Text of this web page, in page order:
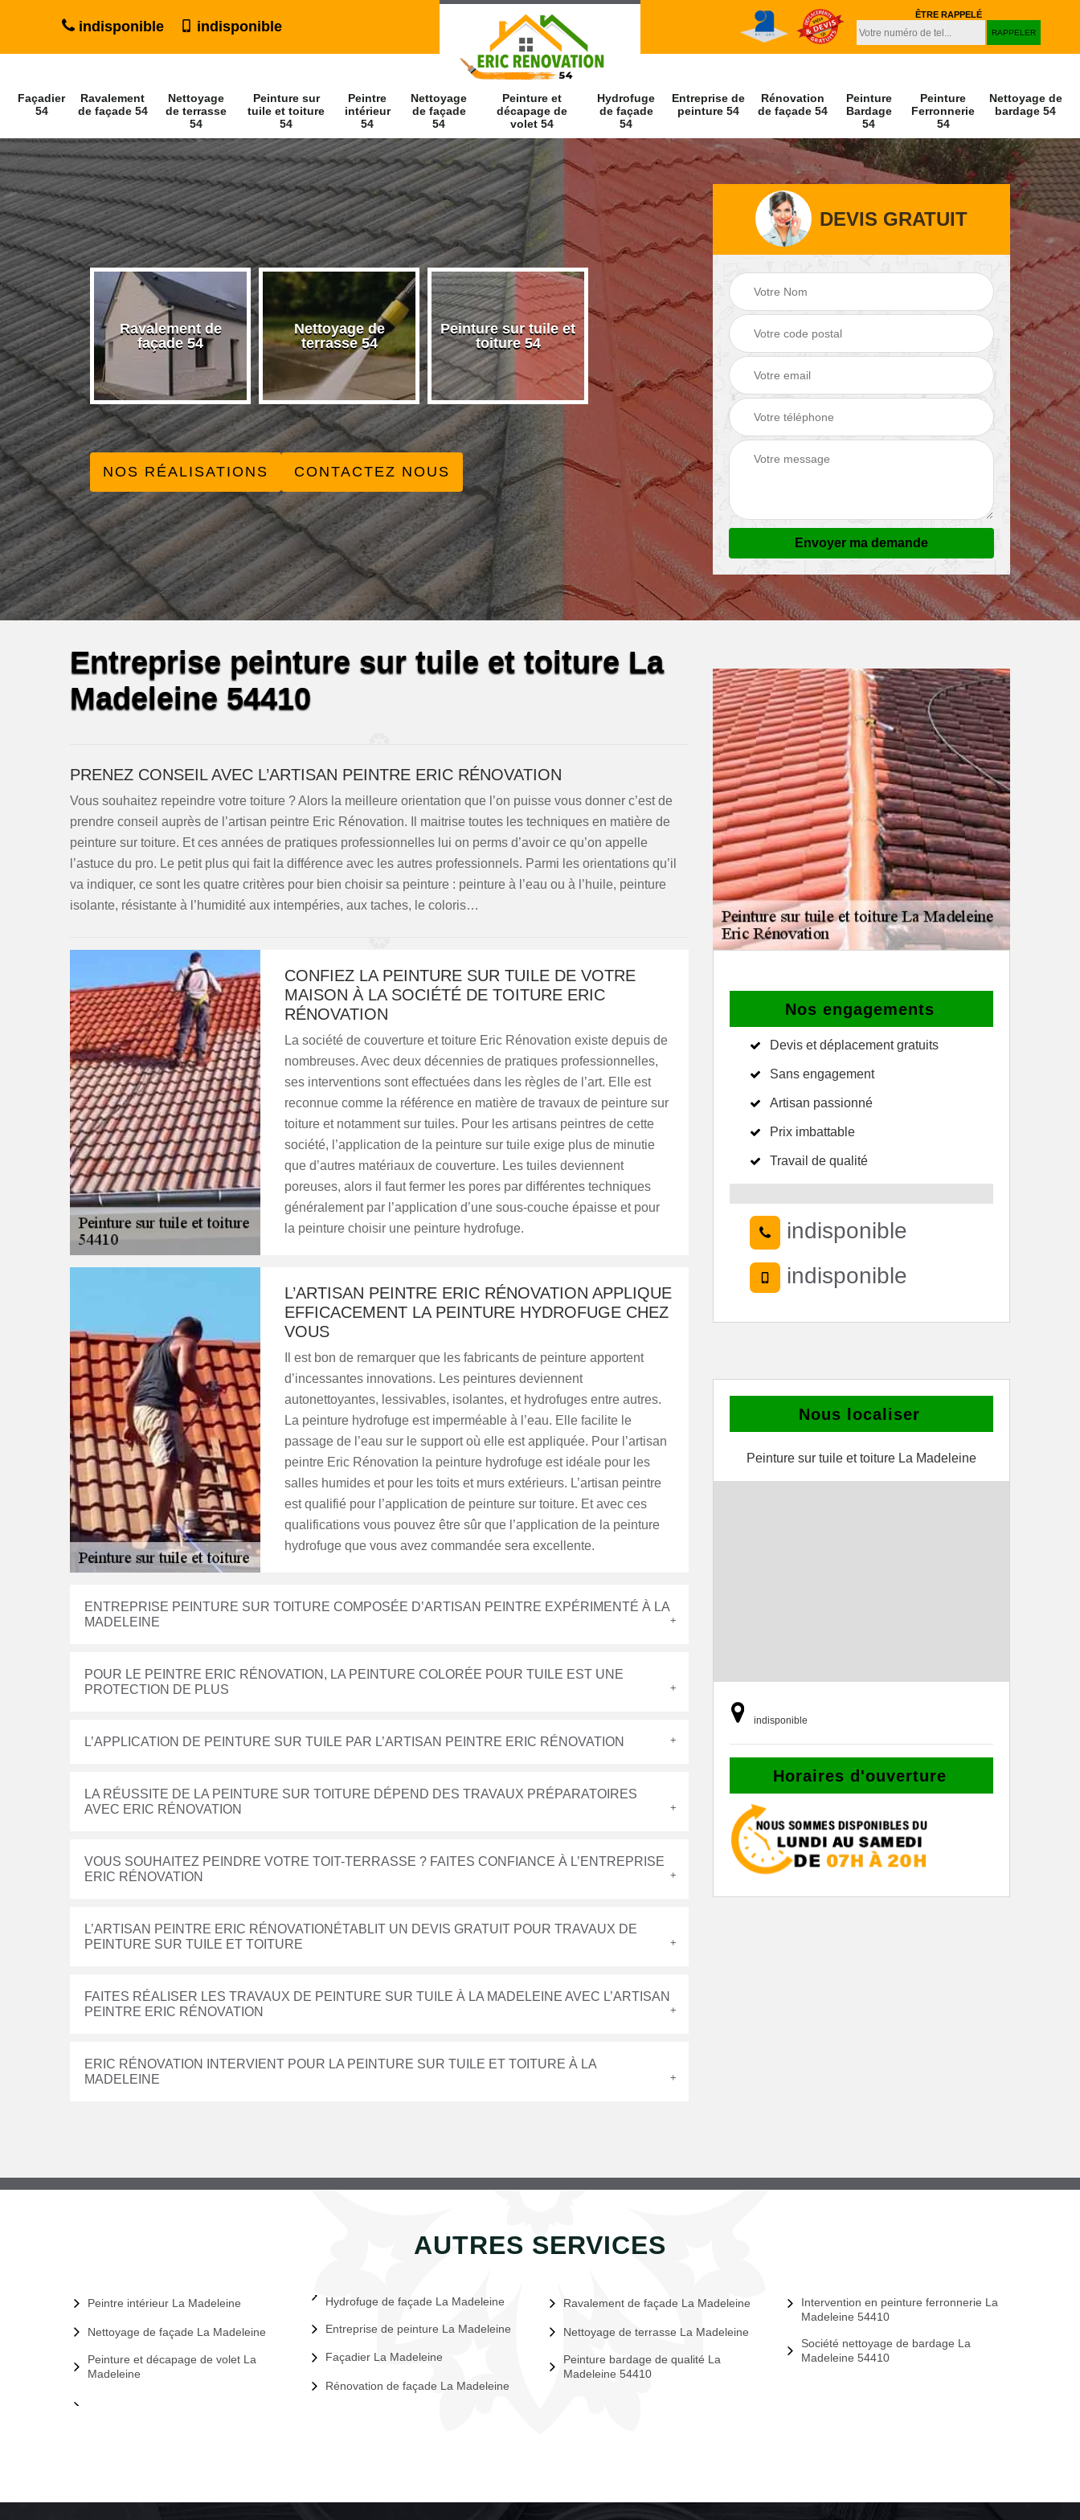
indisponible indisponible
ÊTRE RAPPELÉ
Façadier
54
Ravalement
de façade 54
Nettoyage
de terrasse
54
Peinture sur
tuile et toiture
54
Peintre
intérieur
54
Nettoyage
de façade
54
Peinture et
décapage de
volet 54
Hydrofuge
de façade
54
Entreprise de
peinture 54
Rénovation
de façade 54
Peinture
Bardage
54
Peinture
Ferronnerie
54
Nettoyage de
bardage 54
54
Ravalement de
façade 54
Nettoyage de
terrasse 54
Peinture sur tuile et
toiture 54
Peintre intérieur 54
Nettoyage de
façade 54
Peinture et
décapage de volet
54
NOS RÉALISATIONS CONTACTEZ NOUS
DEVIS GRATUIT
Entreprise peinture sur tuile et toiture La
Madeleine 54410
PRENEZ CONSEIL AVEC L’ARTISAN PEINTRE ERIC RÉNOVATION
Vous souhaitez repeindre votre toiture ? Alors la meilleure orientation que l’on puisse vous donner c’est de
prendre conseil auprès de l’artisan peintre Eric Rénovation. Il maitrise toutes les techniques en matière de
peinture sur toiture. Et ces années de pratiques professionnelles lui on perms d’avoir ce qu’on appelle
l’astuce du pro. Le petit plus qui fait la différence avec les autres professionnels. Parmi les orientations qu’il
va indiquer, ce sont les quatre critères pour bien choisir sa peinture : peinture à l’eau ou à l’huile, peinture
isolante, résistante à l’humidité aux intempéries, aux taches, le coloris…
CONFIEZ LA PEINTURE SUR TUILE DE VOTRE
MAISON À LA SOCIÉTÉ DE TOITURE ERIC
RÉNOVATION
La société de couverture et toiture Eric Rénovation existe depuis de
nombreuses. Avec deux décennies de pratiques professionnelles,
ses interventions sont effectuées dans les règles de l’art. Elle est
reconnue comme la référence en matière de travaux de peinture sur
toiture et notamment sur tuiles. Pour les artisans peintres de cette
société, l’application de la peinture sur tuile exige plus de minutie
que d’autres matériaux de couverture. Les tuiles deviennent
poreuses, alors il faut fermer les pores par différentes techniques
généralement par l’application d’une sous-couche épaisse et pour
la peinture choisir une peinture hydrofuge.
L’ARTISAN PEINTRE ERIC RÉNOVATION APPLIQUE
EFFICACEMENT LA PEINTURE HYDROFUGE CHEZ
VOUS
Il est bon de remarquer que les fabricants de peinture apportent
d’incessantes innovations. Les peintures deviennent
autonettoyantes, lessivables, isolantes, et hydrofuges entre autres.
La peinture hydrofuge est imperméable à l’eau. Elle facilite le
passage de l’eau sur le support où elle est appliquée. Pour l’artisan
peintre Eric Rénovation la peinture hydrofuge est idéale pour les
salles humides et pour les toits et murs extérieurs. L’artisan peintre
est qualifié pour l’application de peinture sur toiture. Et avec ces
qualifications vous pouvez être sûr que l’application de la peinture
hydrofuge que vous avez commandée sera excellente.
ENTREPRISE PEINTURE SUR TOITURE COMPOSÉE D’ARTISAN PEINTRE EXPÉRIMENTÉ À LA
MADELEINE
POUR LE PEINTRE ERIC RÉNOVATION, LA PEINTURE COLORÉE POUR TUILE EST UNE
PROTECTION DE PLUS
L’APPLICATION DE PEINTURE SUR TUILE PAR L’ARTISAN PEINTRE ERIC RÉNOVATION
LA RÉUSSITE DE LA PEINTURE SUR TOITURE DÉPEND DES TRAVAUX PRÉPARATOIRES
AVEC ERIC RÉNOVATION
VOUS SOUHAITEZ PEINDRE VOTRE TOIT-TERRASSE ? FAITES CONFIANCE À L’ENTREPRISE
ERIC RÉNOVATION
L’ARTISAN PEINTRE ERIC RÉNOVATIONÉTABLIT UN DEVIS GRATUIT POUR TRAVAUX DE
PEINTURE SUR TUILE ET TOITURE
FAITES RÉALISER LES TRAVAUX DE PEINTURE SUR TUILE À LA MADELEINE AVEC L’ARTISAN
PEINTRE ERIC RÉNOVATION
ERIC RÉNOVATION INTERVIENT POUR LA PEINTURE SUR TUILE ET TOITURE À LA
MADELEINE
Nos engagements
Devis et déplacement gratuits
Sans engagement
Artisan passionné
Prix imbattable
Travail de qualité
indisponible
indisponible
Nous localiser
Peinture sur tuile et toiture La Madeleine
indisponible
Horaires d'ouverture
AUTRES SERVICES
Peintre intérieur La Madeleine
Nettoyage de façade La Madeleine
Peinture et décapage de volet La
Madeleine
Hydrofuge de façade La Madeleine
Entreprise de peinture La Madeleine
Façadier La Madeleine
Rénovation de façade La Madeleine
Ravalement de façade La Madeleine
Nettoyage de terrasse La Madeleine
Peinture bardage de qualité La
Madeleine 54410
Intervention en peinture ferronnerie La
Madeleine 54410
Société nettoyage de bardage La
Madeleine 54410